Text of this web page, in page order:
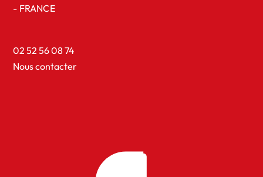
- FRANCE
02 52 56 08 74
Nous contacter